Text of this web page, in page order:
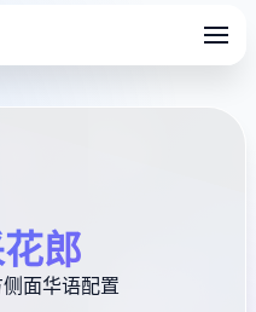
郎
面华语配置